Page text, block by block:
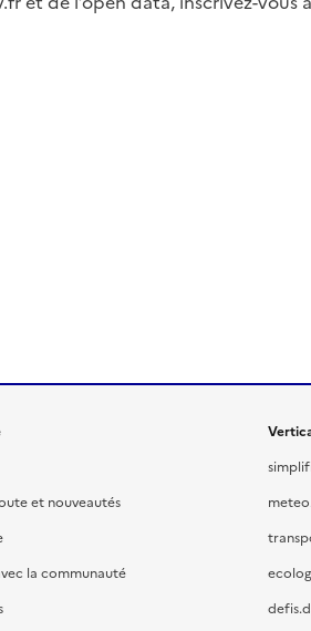
et nouveautés
la communauté